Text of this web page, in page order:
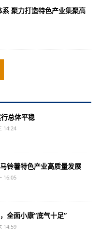
聚力打造特色产业集聚高
总体平稳
14:24
铃薯特色产业高质量发展
16:05
全面小康“底气十足”
14:59